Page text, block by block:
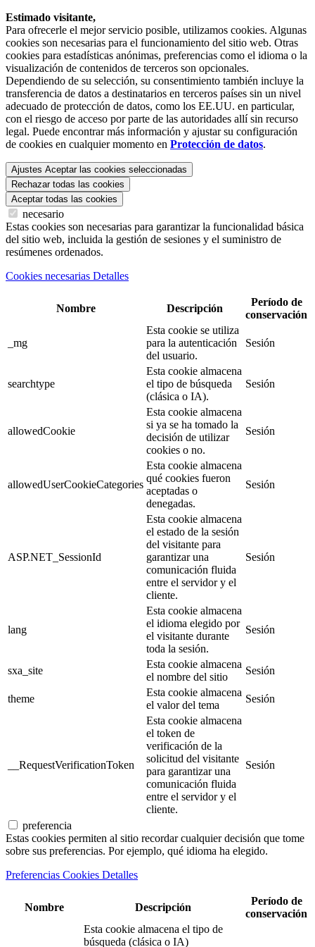
Estimado visitante,
Para ofrecerle el mejor servicio posible, utilizamos cookies. Algunas
cookies son necesarias para el funcionamiento del sitio web. Otras
cookies para estadísticas anónimas, preferencias como el idioma o la
visualización de contenidos de terceros son opcionales.
Dependiendo de su selección, su consentimiento también incluye la
transferencia de datos a destinatarios en terceros países sin un nivel
adecuado de protección de datos, como los EE.UU. en particular,
con el riesgo de acceso por parte de las autoridades allí sin recurso
legal. Puede encontrar más información y ajustar su configuración
de cookies en cualquier momento en Protección de datos.
Ajustes Aceptar las cookies seleccionadas
Rechazar todas las cookies
Aceptar todas las cookies
necesario
Estas cookies son necesarias para garantizar la funcionalidad básica
del sitio web, incluida la gestión de sesiones y el suministro de
resúmenes ordenados.
Cookies necesarias Detalles
Nombre Descripción
Período de
conservación
_mg
Esta cookie se utiliza
para la autenticación
del usuario.
Sesión
searchtype
Esta cookie almacena
el tipo de búsqueda
(clásica o IA).
Sesión
allowedCookie
Esta cookie almacena
si ya se ha tomado la
decisión de utilizar
cookies o no.
Sesión
allowedUserCookieCategories
Esta cookie almacena
qué cookies fueron
aceptadas o
denegadas.
Sesión
ASP.NET_SessionId
Esta cookie almacena
el estado de la sesión
del visitante para
garantizar una
comunicación fluida
entre el servidor y el
cliente.
Sesión
lang
Esta cookie almacena
el idioma elegido por
el visitante durante
toda la sesión.
Sesión
sxa_site
Esta cookie almacena
el nombre del sitio
Sesión
theme
Esta cookie almacena
el valor del tema
Sesión
__RequestVerificationToken
Esta cookie almacena
el token de
verificación de la
solicitud del visitante
para garantizar una
comunicación fluida
entre el servidor y el
cliente.
Sesión
preferencia
Estas cookies permiten al sitio recordar cualquier decisión que tome
sobre sus preferencias. Por ejemplo, qué idioma ha elegido.
Preferencias Cookies Detalles
Nombre Descripción
Período de
conservación
Esta cookie almacena el tipo de
búsqueda (clásica o IA)